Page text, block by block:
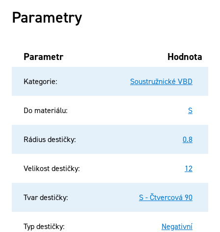
Parametry
Parametr Hodnota
Kategorie: Soustružnické VBD
Do materiálu: S
Rádius destičky: 0.8
Velikost destičky: 12
Tvar destičky: S - Čtvercová 90
Typ destičky: Negativní